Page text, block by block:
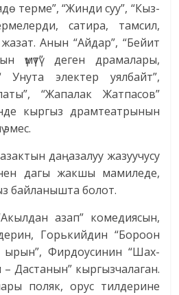
терме”, “Жинди суу”, “Кыз-
сатира, тамсил,
Анын “Айдар”, “Бейит
үмүтү” деген драмалары,
электер уялбайт”,
“Жапалак Жатпасов”
кыргыз драмтеатрынын
эмес.
даңазалуу жазуучусу
дагы жакшы мамиледе,
байланышта болот.
азап” комедиясын,
Горькийдин “Бороон
ырын”, Фирдоусинин “Шах-
– Дастанын” кыргызчалаган.
поляк, орус тилдерине